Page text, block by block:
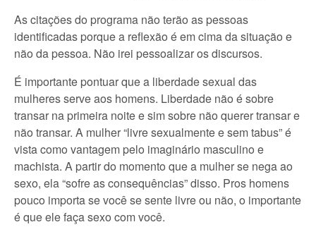
As citações do programa não terão as pessoas
identificadas porque a reflexão é em cima da situação e
não da pessoa. Não irei pessoalizar os discursos.
É importante pontuar que a liberdade sexual das
mulheres serve aos homens. Liberdade não é sobre
transar na primeira noite e sim sobre não querer transar e
não transar. A mulher “livre sexualmente e sem tabus” é
vista como vantagem pelo imaginário masculino e
machista. A partir do momento que a mulher se nega ao
sexo, ela “sofre as consequências” disso. Pros homens
pouco importa se você se sente livre ou não, o importante
é que ele faça sexo com você.